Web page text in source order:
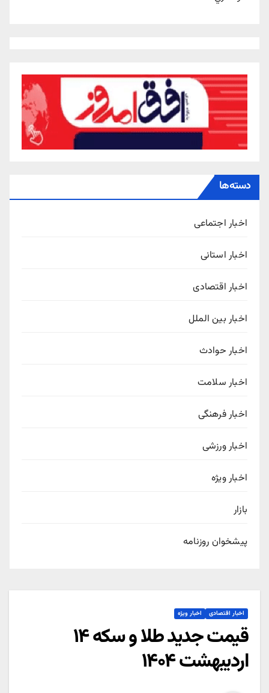
دسته‌ها
اخبار اجتماعی
اخبار استانی
اخبار اقتصادی
اخبار بین الملل
اخبار حوادث
اخبار سلامت
اخبار فرهنگی
اخبار ورزشی
اخبار ویژه
بازار
پیشخوان روزنامه
اخبار اقتصادی اخبار ویژه
قیمت جدید طلا و سکه ۱۴
اردیبهشت ۱۴۰۴